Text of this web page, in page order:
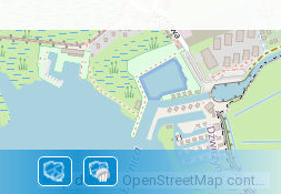
Map data © OpenStreetMap contributors, CC-BY-SA
Podkłady Mapy BDL